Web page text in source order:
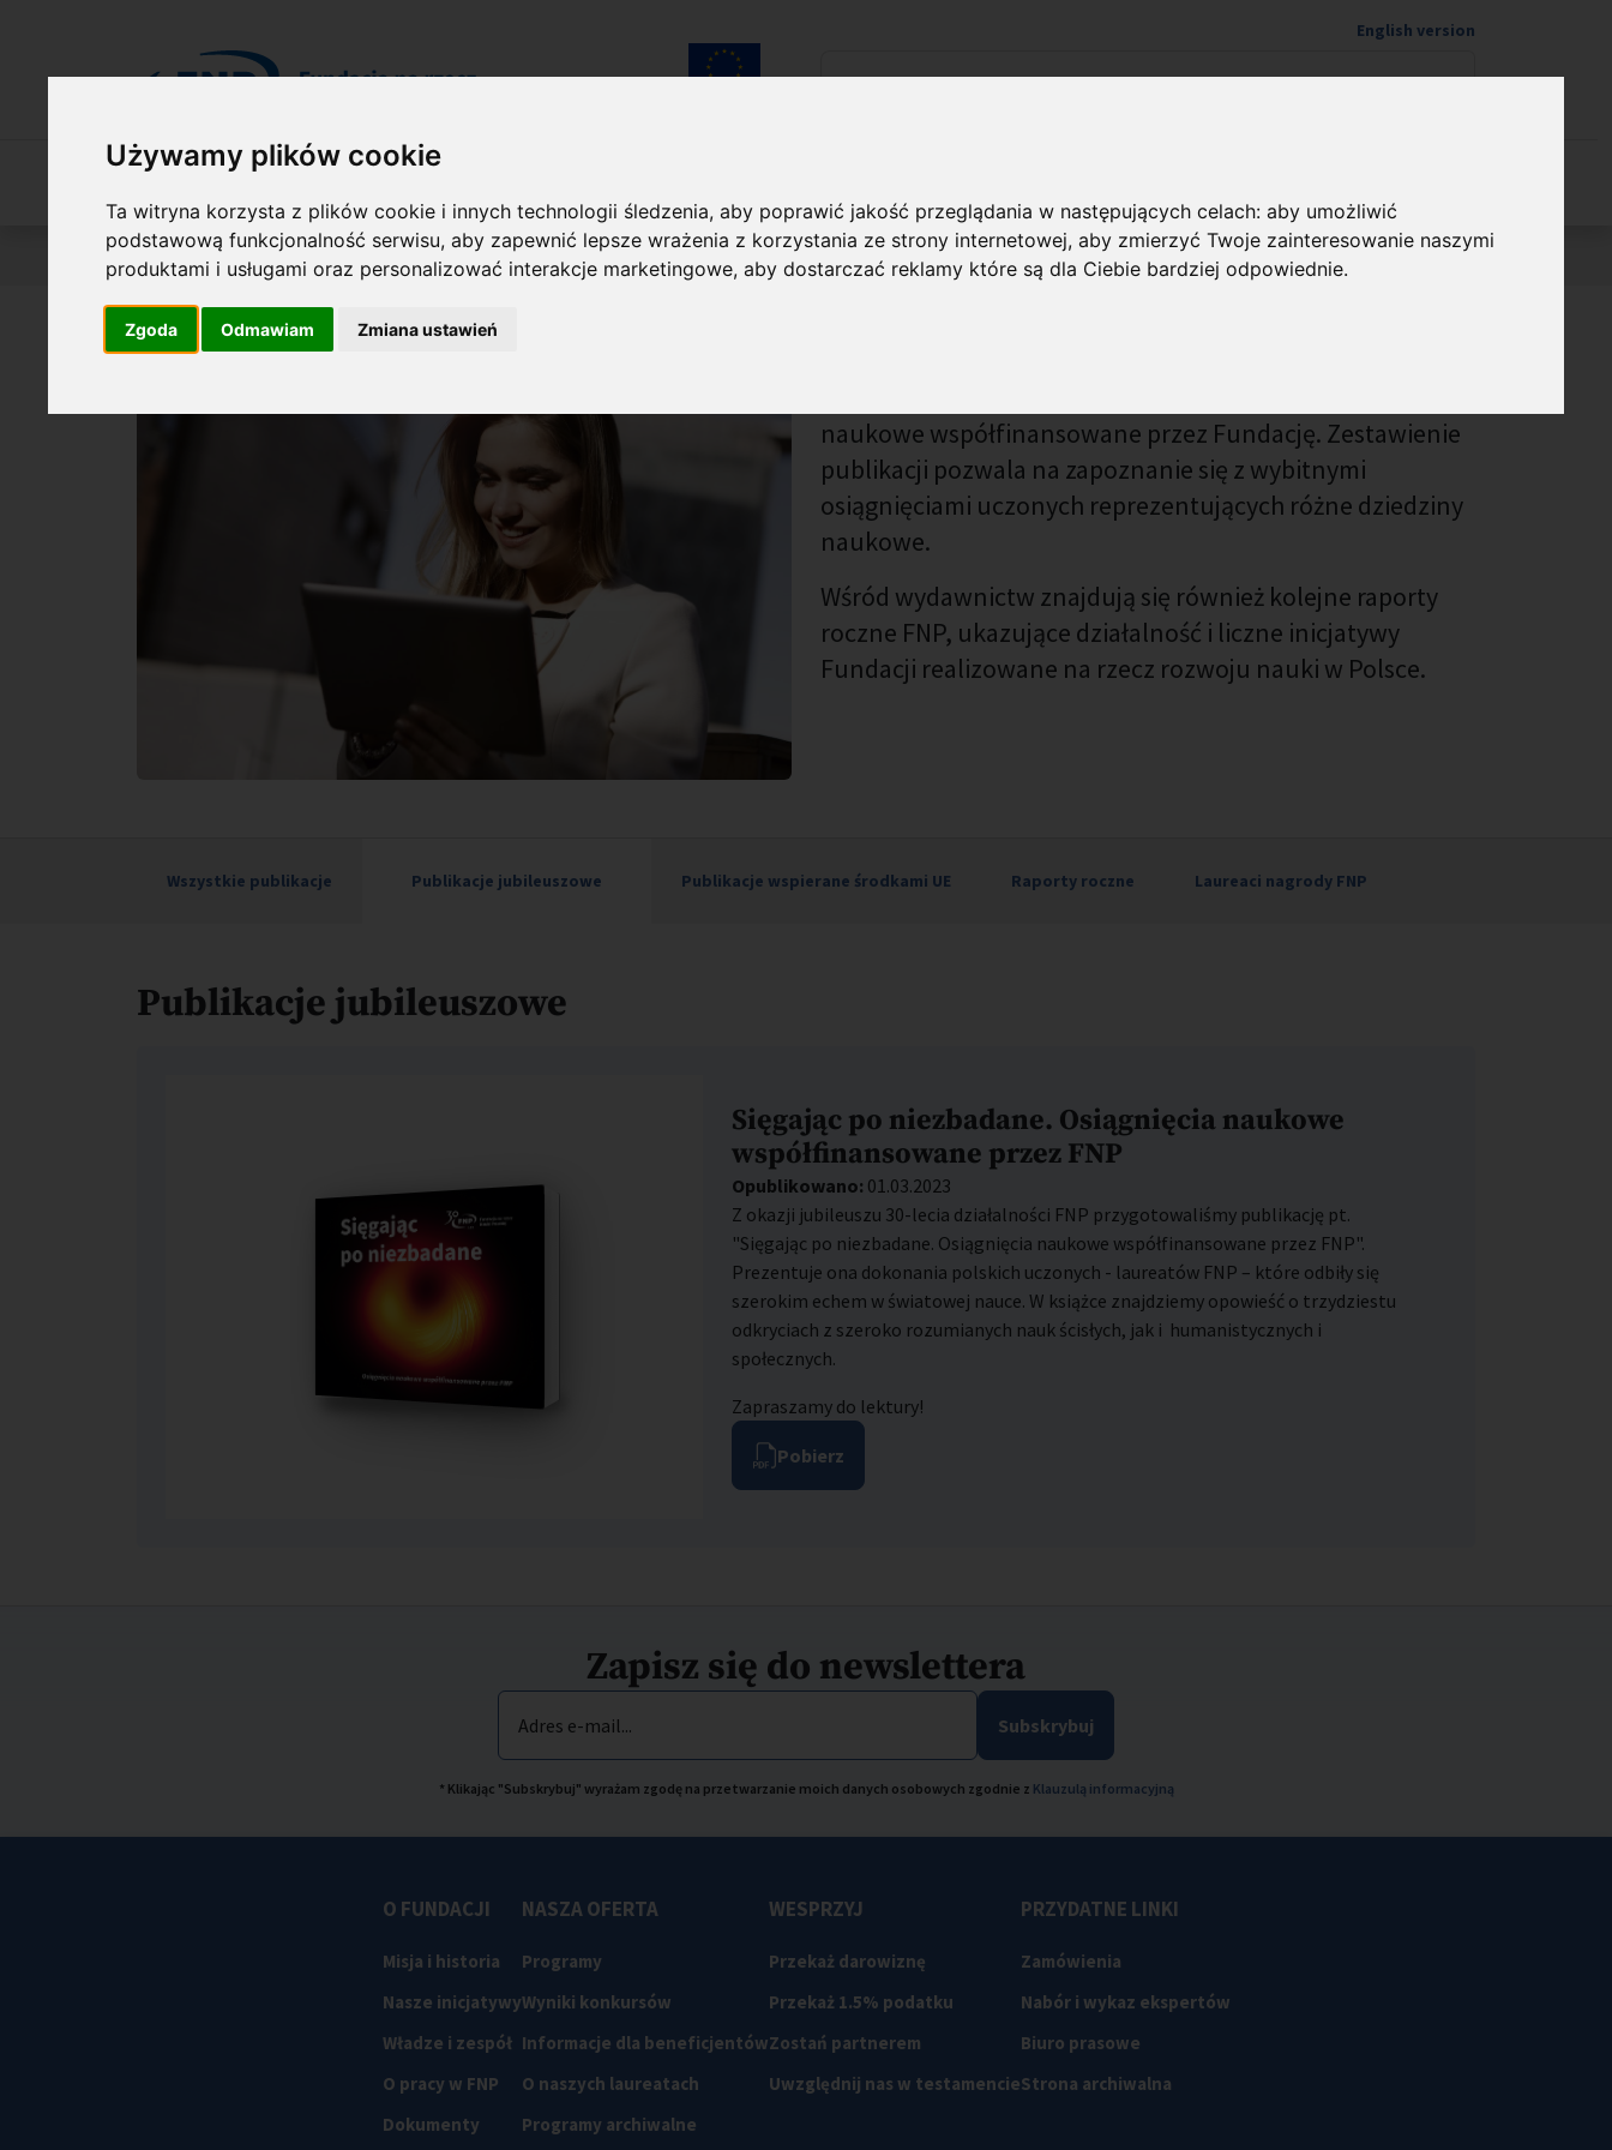
Używamy plików cookie
Ta witryna korzysta z plików cookie i innych technologii śledzenia, aby poprawić jakość przeglądania w następujących celach:aby umożliwić
podstawową funkcjonalność serwisu,aby zapewnić lepsze wrażenia z korzystania ze strony internetowej,aby zmierzyć Twoje zainteresowanie naszymi
produktami i usługami oraz personalizować interakcje marketingowe,aby dostarczać reklamy które są dla Ciebie bardziej odpowiednie.
Zgoda Odmawiam Zmiana ustawień
English version
Jesteś tutaj:
Publikacje Publikacje jubileuszowe
naukowe współfinansowane przez Fundację. Zestawienie
publikacji pozwala na zapoznanie się z wybitnymi
osiągnięciami uczonych reprezentujących różne dziedziny
naukowe.
Wśród wydawnictw znajdują się również kolejne raporty
roczne FNP, ukazujące działalność i liczne inicjatywy
Fundacji realizowane na rzecz rozwoju nauki w Polsce.
Wszystkie publikacje Publikacje jubileuszowe Publikacje wspierane środkami UE Raporty roczne Laureaci nagrody FNP
Publikacje jubileuszowe
Sięgając po niezbadane. Osiągnięcia naukowe
współfinansowane przez FNP
Opublikowano: 01.03.2023
Z okazji jubileuszu 30-lecia działalności FNP przygotowaliśmy publikację pt.
"Sięgając po niezbadane. Osiągnięcia naukowe współfinansowane przez FNP".
Prezentuje ona dokonania polskich uczonych - laureatów FNP – które odbiły się
szerokim echem w światowej nauce. W książce znajdziemy opowieść o trzydziestu
odkryciach z szeroko rozumianych nauk ścisłych, jak i humanistycznych i
społecznych.
Zapraszamy do lektury!
Pobierz
Zapisz się do newslettera
Adres e-mail... Subskrybuj
* Klikając "Subskrybuj" wyrażam zgodę na przetwarzanie moich danych osobowych zgodnie z Klauzulą informacyjną
O FUNDACJI
Misja i historia
Nasze inicjatywy
Władze i zespół
O pracy w FNP
Dokumenty
NASZA OFERTA
Programy
Wyniki konkursów
Informacje dla beneficjentów
O naszych laureatach
Programy archiwalne
WESPRZYJ
Przekaż darowiznę
Przekaż 1.5% podatku
Zostań partnerem
Uwzględnij nas w testamencie
PRZYDATNE LINKI
Zamówienia
Nabór i wykaz ekspertów
Biuro prasowe
Strona archiwalna